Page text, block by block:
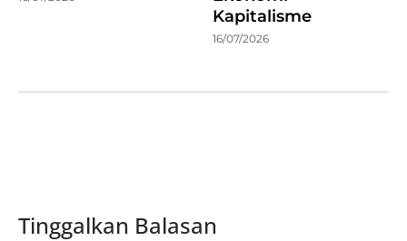
Kapitalisme
16/07/2026
Tinggalkan Balasan